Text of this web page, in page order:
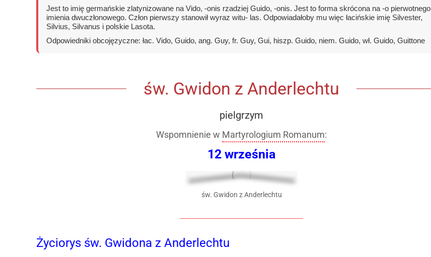
Jest to imię germańskie zlatynizowane na Vido, -onis rzadziej Guido, -onis. Jest to forma skrócona na -o pierwotnego
imienia dwuczłonowego. Człon pierwszy stanowił wyraz witu- las. Odpowiadałoby mu więc łacińskie imię Silvester,
Silvius, Silvanus i polskie Lasota.
Odpowiedniki obcojęzyczne: łac. Vido, Guido, ang. Guy, fr. Guy, Gui, hiszp. Guido, niem. Guido, wł. Guido, Guittone
św. Gwidon z Anderlechtu
pielgrzym
Wspomnienie w Martyrologium Romanum:
12 września
św. Gwidon z Anderlechtu
Życiorys św. Gwidona z Anderlechtu